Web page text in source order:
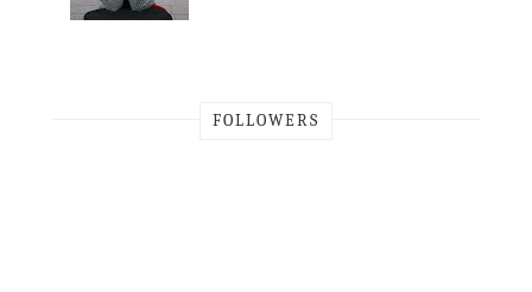
FOLLOWERS